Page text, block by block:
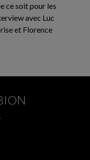
ce soit pour les
avec Luc
et Florence